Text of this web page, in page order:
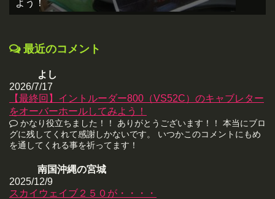
よう！
最近のコメント
よし
2026/7/17
【最終回】イントルーダー800（VS52C）のキャブレター
をオーバーホールしてみよう！
かなり役立ちました！！ ありがとうございます！！ 本当にブロ
グに残してくれて感謝しかないです。 いつかこのコメントにもめ
を通してくれる事を祈ってます！
南国沖縄の宮城
2025/12/9
スカイウェイブ２５０が・・・・